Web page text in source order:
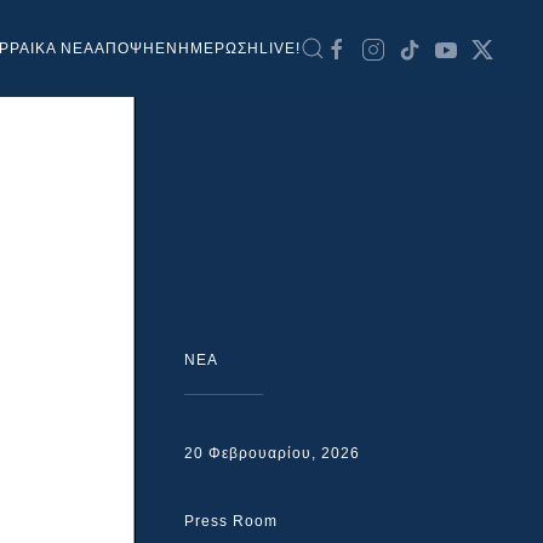
ΝΕΑΑΠΟΨΗ ΕΝΗΜΕΡΩΣΗ LIVE!
NEA
20 Φεβρουαρίου, 2026
Press Room